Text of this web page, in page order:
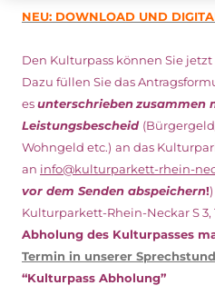
NEU: DOWNLOAD UND
Den Kulturpass können Sie
Dazu füllen Sie das
esunterschriebenzusammen
Leistungsbescheid
Wohngeld etc.) an das
an info@kulturparkett-rhein-
vor dem Senden abspeichern!
Kulturparkett-Rhein-Neckar S 3,
Abholung des Kulturpasses
Termin in unserer
“Kulturpass Abholung”